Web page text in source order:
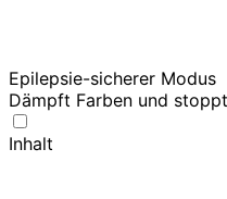
Epilepsie-sicherer Modus
Dämpft Farben und
Inhalt